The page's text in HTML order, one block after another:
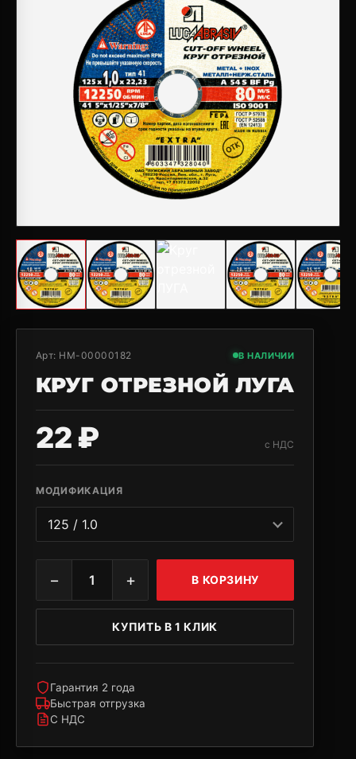
Арт: НМ-00000182 В НАЛИЧИИ
КРУГ ОТРЕЗНОЙ ЛУГА
22 ₽ с НДС
МОДИФИКАЦИЯ
− 1 + В КОРЗИНУ
КУПИТЬ В 1 КЛИК
Гарантия 2 года
Быстрая отгрузка
С НДС